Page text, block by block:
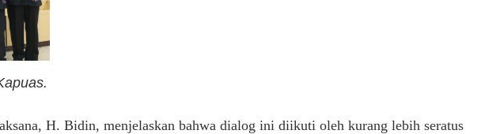
H. Bidin, menjelaskan bahwa dialog ini diikuti oleh kurang lebih seratus